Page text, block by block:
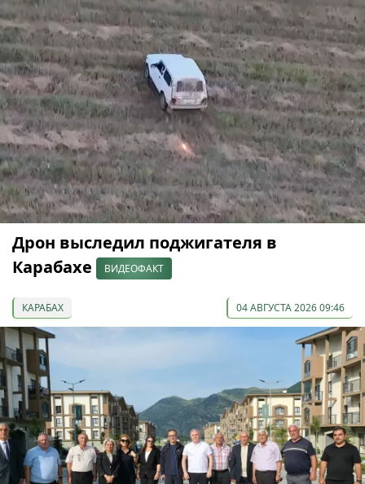
Дрон выследил поджигателя в
Карабахе
ВИДЕОФАКТ
КАРАБАХ 04 АВГУСТА 2026 09:46